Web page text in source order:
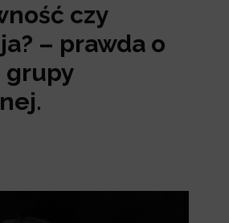
czy
– prawda o
grupy